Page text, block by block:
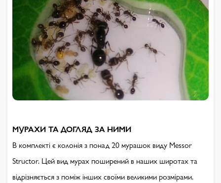
МУРАХИ ТА ДОГЛЯД ЗА НИМИ
В комплекті є колонія з понад 20 мурашок виду Messor
Structor. Цей вид мурах поширений в наших широтах та
відрізняється з поміж інших своїми великими розмірами.